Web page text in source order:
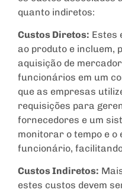
quanto indiretos:
Custos Diretos: Estes
ao produto e incluem,
aquisição de
funcionários em um
que as empresas
requisições para
fornecedores e um
monitorar o tempo e o
funcionário,
Custos Indiretos:
estes custos devem